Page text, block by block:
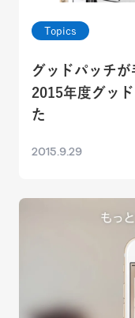
Topics
グッドパッチ
2015年度グッ
た
2015.9.29